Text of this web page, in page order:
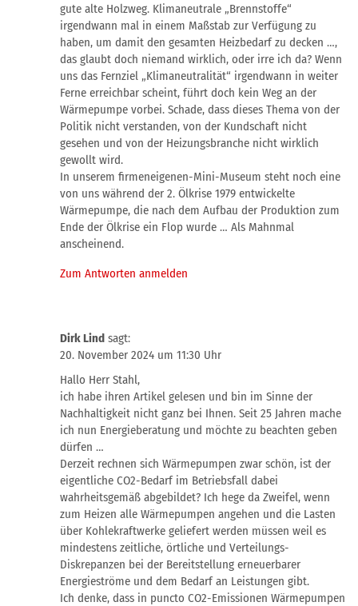
gute alte Holzweg. Klimaneutrale „Brennstoffe“
irgendwann mal in einem Maßstab zur Verfügung zu
haben, um damit den gesamten Heizbedarf zu decken …,
das glaubt doch niemand wirklich, oder irre ich da? Wenn
uns das Fernziel „Klimaneutralität“ irgendwann in weiter
Ferne erreichbar scheint, führt doch kein Weg an der
Wärmepumpe vorbei. Schade, dass dieses Thema von der
Politik nicht verstanden, von der Kundschaft nicht
gesehen und von der Heizungsbranche nicht wirklich
gewollt wird.
In unserem firmeneigenen-Mini-Museum steht noch eine
von uns während der 2. Ölkrise 1979 entwickelte
Wärmepumpe, die nach dem Aufbau der Produktion zum
Ende der Ölkrise ein Flop wurde … Als Mahnmal
anscheinend.
Zum Antworten anmelden
Dirk Lind sagt:
20. November 2024 um 11:30 Uhr
Hallo Herr Stahl,
ich habe ihren Artikel gelesen und bin im Sinne der
Nachhaltigkeit nicht ganz bei Ihnen. Seit 25 Jahren mache
ich nun Energieberatung und möchte zu beachten geben
dürfen …
Derzeit rechnen sich Wärmepumpen zwar schön, ist der
eigentliche CO2-Bedarf im Betriebsfall dabei
wahrheitsgemäß abgebildet? Ich hege da Zweifel, wenn
zum Heizen alle Wärmepumpen angehen und die Lasten
über Kohlekraftwerke geliefert werden müssen weil es
mindestens zeitliche, örtliche und Verteilungs-
Diskrepanzen bei der Bereitstellung erneuerbarer
Energieströme und dem Bedarf an Leistungen gibt.
Ich denke, dass in puncto CO2-Emissionen Wärmepumpen